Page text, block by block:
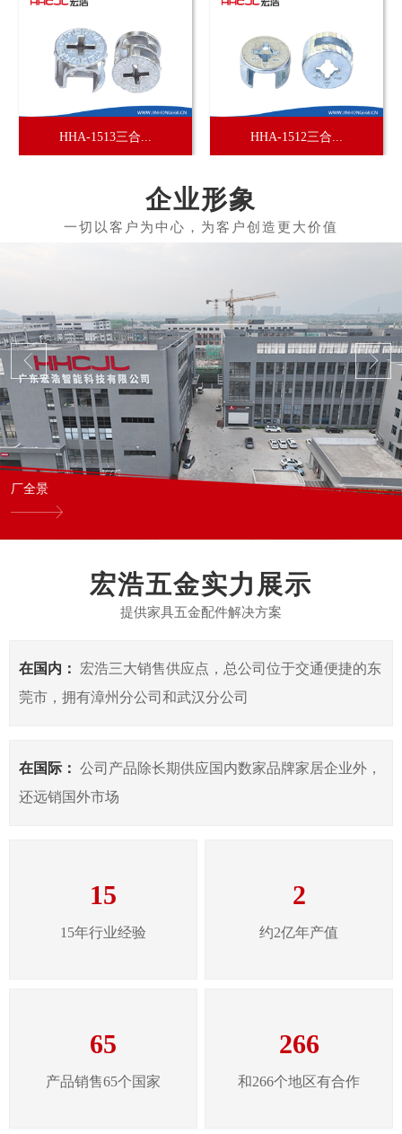
HHA-1513三合... HHA-1512三合...
企业形象
厂全景
宏浩五金实力展示
提供家具五金配件解决方案
在国内：
宏浩三大销售供应点，总公司位于交通便捷的东
莞市，拥有漳州分公司和武汉分公司
在国际： 公司产品除长期供应国内数家品牌家居企业外，
还远销国外市场
15
15年行业经验
2
约2亿年产值
65
产品销售65个国家
266
和266个地区有合作